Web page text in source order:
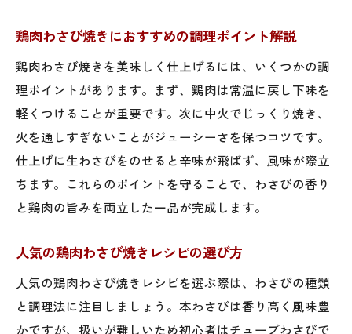
鶏肉わさび焼きにおすすめの調理ポイント解説
鶏肉わさび焼きを美味しく仕上げるには、いくつかの調
理ポイントがあります。まず、鶏肉は常温に戻し下味を
軽くつけることが重要です。次に中火でじっくり焼き、
火を通しすぎないことがジューシーさを保つコツです。
仕上げに生わさびをのせると辛味が飛ばず、風味が際立
ちます。これらのポイントを守ることで、わさびの香り
と鶏肉の旨みを両立した一品が完成します。
人気の鶏肉わさび焼きレシピの選び方
人気の鶏肉わさび焼きレシピを選ぶ際は、わさびの種類
と調理法に注目しましょう。本わさびは香り高く風味豊
かですが、扱いが難しいため初心者はチューブわさびで